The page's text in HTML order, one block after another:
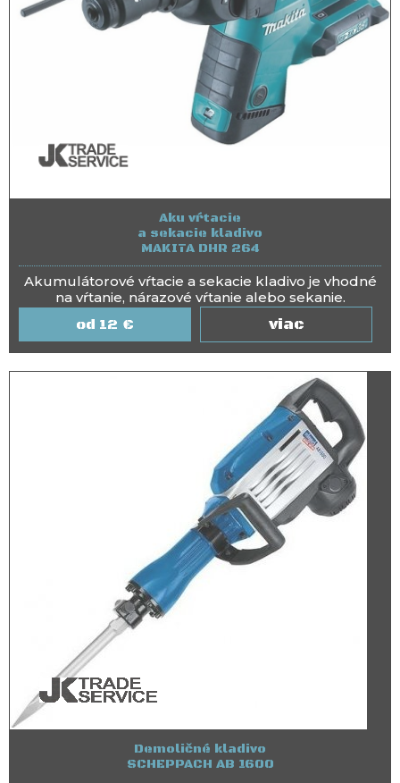
Aku vŕtacie
a sekacie kladivo
MAKITA DHR 264
Akumulátorové vŕtacie a sekacie kladivo je vhodné
na vŕtanie, nárazové vŕtanie alebo sekanie.
12 € viac
Demoličné kladivo
SCHEPPACH AB 1600